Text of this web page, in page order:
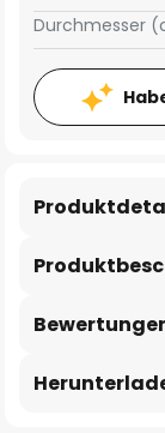
Durchmesser